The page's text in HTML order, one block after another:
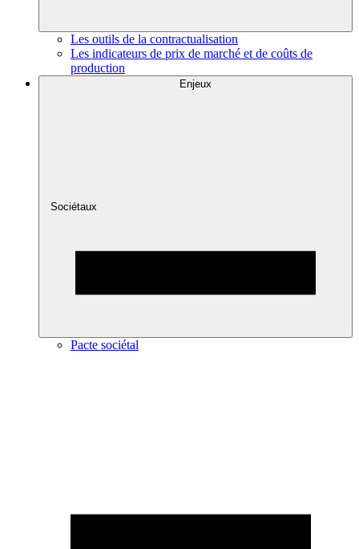
Les outils de la contractualisation
Les indicateurs de prix de marché et de coûts de
production
Enjeux
Sociétaux
Pacte sociétal